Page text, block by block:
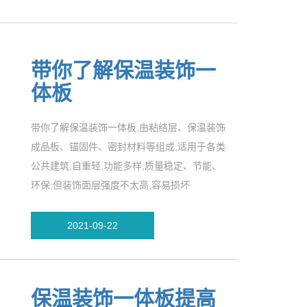
带你了解保温装饰一
体板
带你了解保温装饰一体板,由粘结层、保温装饰
成品板、锚固件、密封材料等组成,适用于各类
公共建筑,自重轻,功能多样,质量稳定、节能、
环保;但装饰面层强度不太高,容易损坏
2021-09-22
保温装饰一体板提高